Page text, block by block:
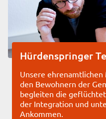
Hürdenspringer
Unsere
den Bewohnern der
begleiten die
der Integration und
Ankommen.